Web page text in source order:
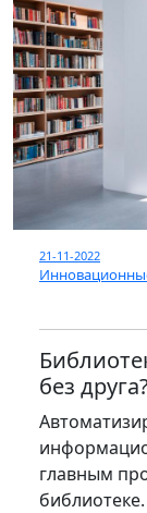
21-11-2022
без
главным
библиотеке.